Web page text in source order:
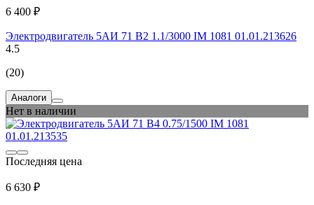
6 400 ₽
Электродвигатель 5АИ 71 В2 1.1/3000 IM 1081 01.01.213626
4.5
(20)
Аналоги
Нет в наличии
Последняя цена
6 630 ₽